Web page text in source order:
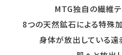
MTG独自の繊維テ
8つの天然鉱石による特殊
身体が放出している遠